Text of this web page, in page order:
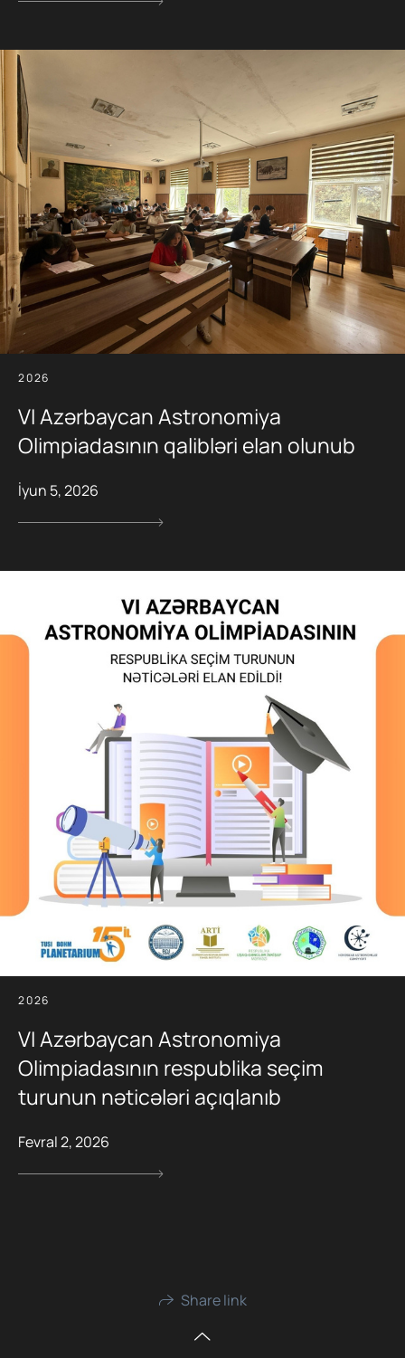
2026
VI Azərbaycan Astronomiya
Olimpiadasının qalibləri elan olunub
İyun 5, 2026
2026
VI Azərbaycan Astronomiya
Olimpiadasının respublika seçim
turunun nəticələri açıqlanıb
Fevral 2, 2026
Share link